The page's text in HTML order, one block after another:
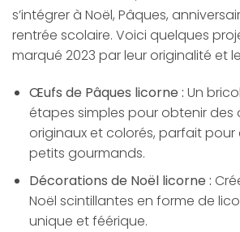
s’intégrer à Noël, Pâques,
rentrée scolaire. Voici quelques
marqué 2023 par leur originalité et
Œufs de Pâques licorne : Un
étapes simples pour obtenir
originaux et colorés, parfait pour
petits gourmands.
Décorations de Noël licorne :
Noël scintillantes en forme de
unique et féérique.